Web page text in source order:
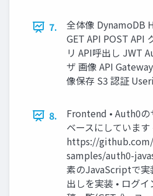
7.
全体像 DynamoDB
GET API POST API
リ API呼出し JWT
ザ 画像 API
像保存 S3 認証
8.
Frontend • Auth0の
ベースにしています
https://
samples/auth0-
素のJavaScriptで実
出しを実装 • ログ